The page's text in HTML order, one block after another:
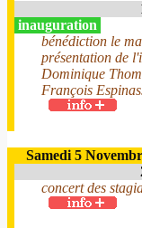
inauguration
bénédiction le
présentation de
Dominique
François
Samedi 5
concert des